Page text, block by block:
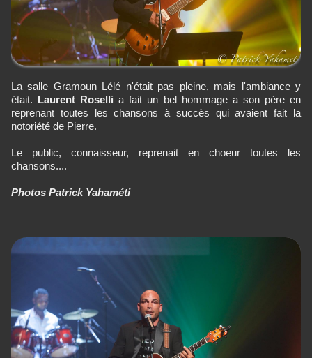
La salle Gramoun Lélé n'était pas pleine, mais l'ambiance y
était. Laurent Rosellia fait un bel hommage a son père en
reprenant toutes les chansons à succès qui avaient fait la
notoriété de Pierre.
Le public, connaisseur, reprenait en choeur toutes les
chansons....
Photos Patrick Yahaméti